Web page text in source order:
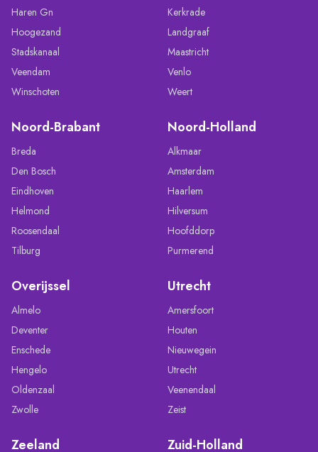
Haren Gn
Hoogezand
Stadskanaal
Veendam
Winschoten
Kerkrade
Landgraaf
Maastricht
Venlo
Weert
Noord-Brabant
Breda
Den Bosch
Eindhoven
Helmond
Roosendaal
Tilburg
Noord-Holland
Alkmaar
Amsterdam
Haarlem
Hilversum
Hoofddorp
Purmerend
Overijssel
Almelo
Deventer
Enschede
Hengelo
Oldenzaal
Zwolle
Utrecht
Amersfoort
Houten
Nieuwegein
Utrecht
Veenendaal
Zeist
Zeeland Zuid-Holland